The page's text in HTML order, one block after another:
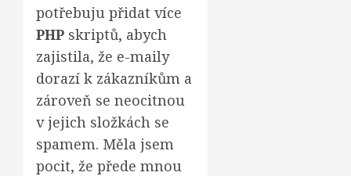
potřebuju přidat více
PHP skriptů, abych
zajistila, že e-maily
dorazí k zákazníkům a
zároveň se neocitnou
v jejich složkách se
spamem. Měla jsem
pocit, že přede mnou